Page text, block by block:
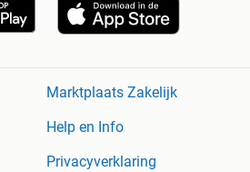
Marktplaats Zakelijk
Help en Info
Privacyverklaring